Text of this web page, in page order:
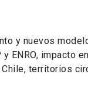
y nuevos
ENRO, impacto
territorios